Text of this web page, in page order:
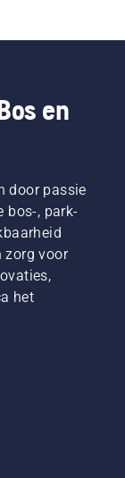
en
door passie
bos-, park-
zorg voor
het